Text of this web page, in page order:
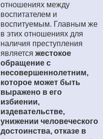
отношениях между
воспитателем и
воспитуемым. Главным же
в этих отношениях для
наличия преступления
является жестокое
обращение с
несовершеннолетним,
которое может быть
выражено в его
избиении,
издевательстве,
унижении человеческого
достоинства, отказе в